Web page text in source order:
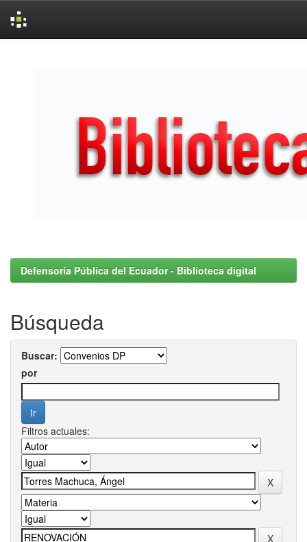
Defensoría Pública del Ecuador - Biblioteca digital
Búsqueda
Buscar:
por
Filtros actuales: